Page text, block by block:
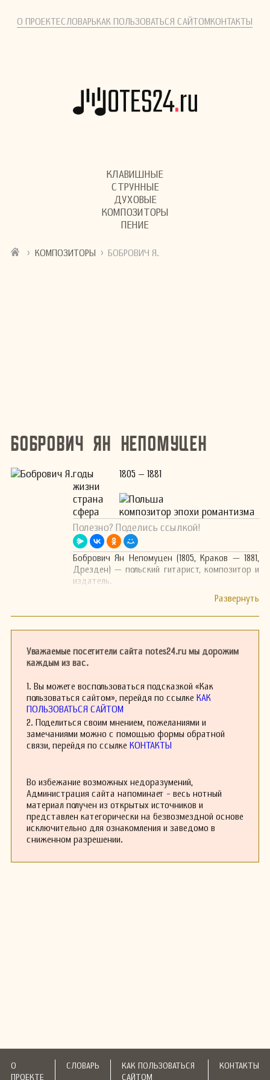
О ПРОЕКТЕСЛОВАРЬКАК ПОЛЬЗОВАТЬСЯ САЙТОМКОНТАКТЫ
КЛАВИШНЫЕ
СТРУННЫЕ
ДУХОВЫЕ
КОМПОЗИТОРЫ
ПЕНИЕ
› КОМПОЗИТОРЫ › БОБРОВИЧ Я.
Бобрович Ян Непомуцен
годы
жизни
1805 – 1881
страна
Польша
сфера
композитор эпохи романтизма
Полезно? Поделись ссылкой!
Бобрович Ян Непомуцен (1805, Краков — 1881,
Дрезден) — польский гитарист, композитор и
издатель.
Уважаемые посетители сайта notes24.ru мы дорожим
каждым из вас.
1. Вы можете воспользоваться подсказкой «Как
пользоваться сайтом», перейдя по ссылке КАК
ПОЛЬЗОВАТЬСЯ САЙТОМ
2. Поделиться своим мнением, пожеланиями и
замечаниями можно с помощью формы обратной
связи, перейдя по ссылке КОНТАКТЫ
Во избежание возможных недоразумений,
Администрация сайта напоминает - весь нотный
материал получен из открытых источников и
представлен категорически на безвозмездной основе
исключительно для ознакомления и заведомо в
сниженном разрешении.
О
ПРОЕКТЕ
СЛОВАРЬ
КАК ПОЛЬЗОВАТЬСЯ
САЙТОМ
КОНТАКТЫ